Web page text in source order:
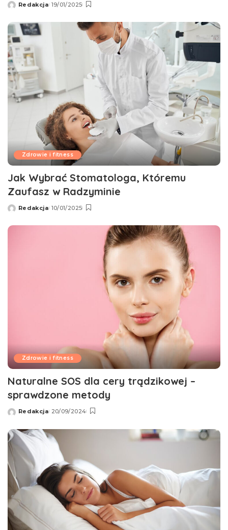
Wysłany
Redakcja 19/01/2025
Zdrowie i fitness
Jak Wybrać Stomatologa, Któremu
Zaufasz w Radzyminie
Wysłany
Redakcja 10/01/2025
Zdrowie i fitness
Naturalne SOS dla cery trądzikowej –
sprawdzone metody
Wysłany
Redakcja 20/09/2024